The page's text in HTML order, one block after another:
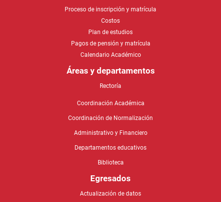
Proceso de inscripción y matrícula
Costos
Plan de estudios
Pagos de pensión y matrícula
Calendario Académico
Áreas y departamentos
Rectoría
Coordinación Académica
Coordinación de Normalización
Administrativo y Financiero
Departamentos educativos
Biblioteca
Egresados
Actualización de datos